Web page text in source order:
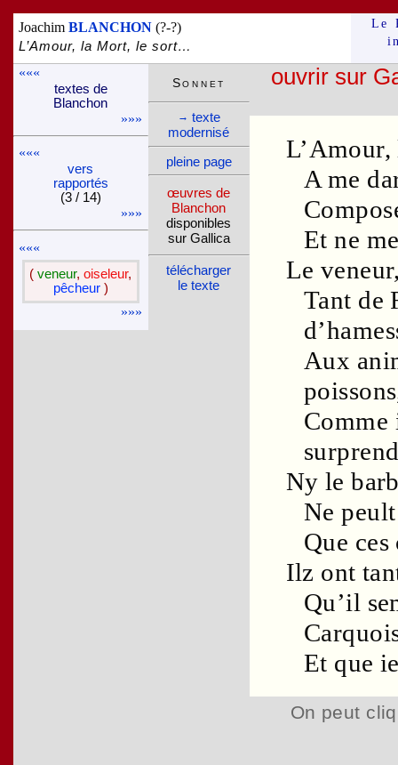
JoachimBLANCHON (?-?)
L’Amour, la Mort, le sort…
Le
«««
textes de
Blan­chon
»»»
«««
vers
rappor­tés
(3 / 14)
»»»
«««
(veneur,oiseleur,
pêcheur)
»»»
ouvrir sur
L’Amour,
A me
Et ne
Le veneur
Tant de
d’
Aux
poissons
Comme
Ny le
Ne
Que ces
Ilz ont
Qu’il
Et que
On peut
Son­net
→ texte
moder­nisé
pleine page
œuvres de
Blan­chon
dispo­nibles
sur Gallica
télé­charger
le texte